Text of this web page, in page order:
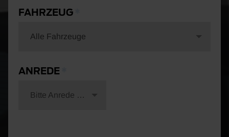
FAHRZEUG
Alle Fahrzeuge
ANREDE
Bitte Anrede wählen